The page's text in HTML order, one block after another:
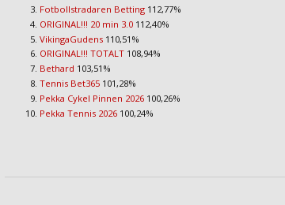
Fotbollstradaren Betting 112,77%
ORIGINAL!!! 20 min 3.0 112,40%
VikingaGudens 110,51%
ORIGINAL!!! TOTALT 108,94%
Bethard 103,51%
Tennis Bet365 101,28%
Pekka Cykel Pinnen 2026 100,26%
Pekka Tennis 2026 100,24%